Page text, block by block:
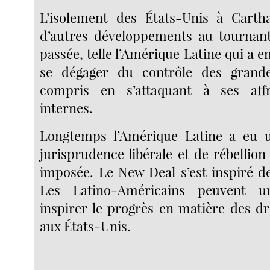
L’isolement des États-Unis à
d’autres développements au
passée, telle l’Amérique Latine qui a
se dégager du contrôle des
compris en s’attaquant à ses
internes.
Longtemps l’Amérique Latine a eu
jurisprudence libérale et de rébellion
imposée. Le New Deal s’est inspiré
Les Latino-Américains peuvent
inspirer le progrès en matière des
aux États-Unis.